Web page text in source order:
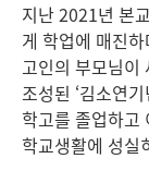
지난 2021년 본
게 학업에 매진
고인의 부모님이
조성된 ‘김소연
학고를 졸업하고
학교생활에 성실